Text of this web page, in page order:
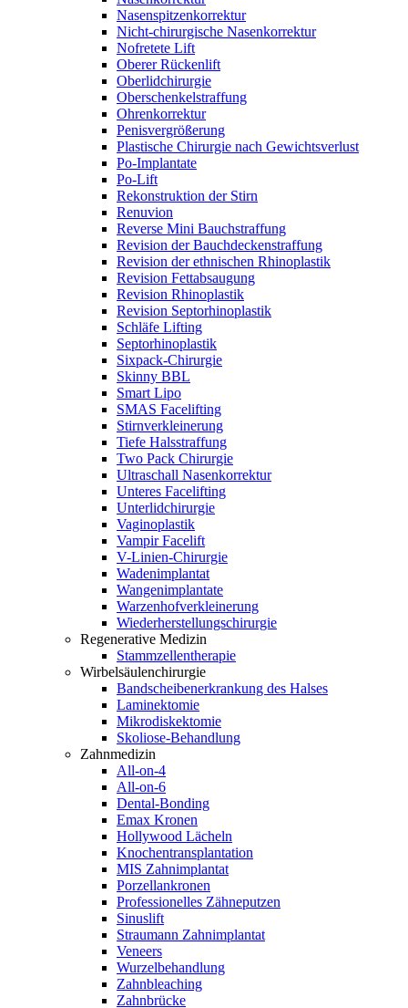
Nasenspitzenkorrektur
Nicht-chirurgische Nasenkorrektur
Nofretete Lift
Oberer Rückenlift
Oberlidchirurgie
Oberschenkelstraffung
Ohrenkorrektur
Penisvergrößerung
Plastische Chirurgie nach Gewichtsverlust
Po-Implantate
Po-Lift
Rekonstruktion der Stirn
Renuvion
Reverse Mini Bauchstraffung
Revision der Bauchdeckenstraffung
Revision der ethnischen Rhinoplastik
Revision Fettabsaugung
Revision Rhinoplastik
Revision Septorhinoplastik
Schläfe Lifting
Septorhinoplastik
Sixpack-Chirurgie
Skinny BBL
Smart Lipo
SMAS Facelifting
Stirnverkleinerung
Tiefe Halsstraffung
Two Pack Chirurgie
Ultraschall Nasenkorrektur
Unteres Facelifting
Unterlidchirurgie
Vaginoplastik
Vampir Facelift
V-Linien-Chirurgie
Wadenimplantat
Wangenimplantate
Warzenhofverkleinerung
Wiederherstellungschirurgie
Regenerative Medizin
Stammzellentherapie
Wirbelsäulenchirurgie
Bandscheibenerkrankung des Halses
Laminektomie
Mikrodiskektomie
Skoliose-Behandlung
Zahnmedizin
All-on-4
All-on-6
Dental-Bonding
Emax Kronen
Hollywood Lächeln
Knochentransplantation
MIS Zahnimplantat
Porzellankronen
Professionelles Zähneputzen
Sinuslift
Straumann Zahnimplantat
Veneers
Wurzelbehandlung
Zahnbleaching
Zahnbrücke